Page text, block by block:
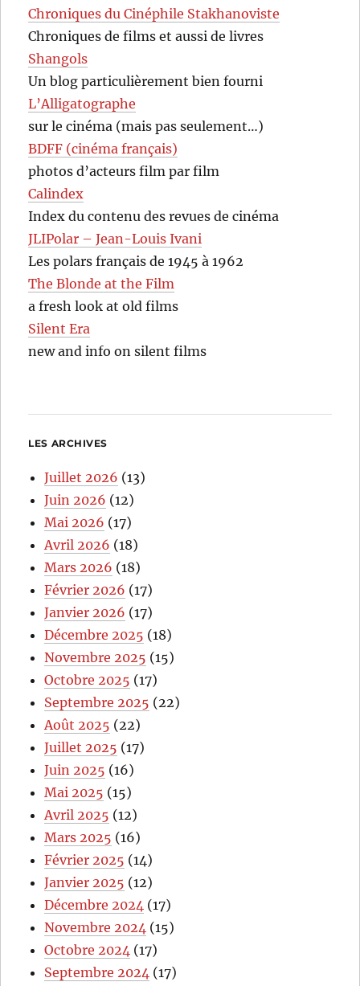
Chroniques du Cinéphile Stakhanoviste
Chroniques de films et aussi de livres
Shangols
Un blog particulièrement bien fourni
L’Alligatographe
sur le cinéma (mais pas seulement…)
BDFF (cinéma français)
photos d’acteurs film par film
Calindex
Index du contenu des revues de cinéma
JLIPolar – Jean-Louis Ivani
Les polars français de 1945 à 1962
The Blonde at the Film
a fresh look at old films
Silent Era
new and info on silent films
LES ARCHIVES
Juillet 2026 (13)
Juin 2026 (12)
Mai 2026 (17)
Avril 2026 (18)
Mars 2026 (18)
Février 2026 (17)
Janvier 2026 (17)
Décembre 2025 (18)
Novembre 2025 (15)
Octobre 2025 (17)
Septembre 2025 (22)
Août 2025 (22)
Juillet 2025 (17)
Juin 2025 (16)
Mai 2025 (15)
Avril 2025 (12)
Mars 2025 (16)
Février 2025 (14)
Janvier 2025 (12)
Décembre 2024 (17)
Novembre 2024 (15)
Octobre 2024 (17)
Septembre 2024 (17)